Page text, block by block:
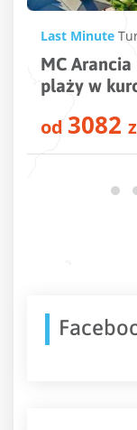
Last Minute
Campus
od